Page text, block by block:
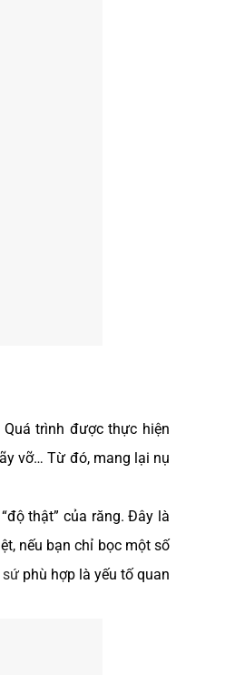
trình được thực hiện
vỡ… Từ đó, mang lại nụ
thật” của răng. Đây là
nếu bạn chỉ bọc một số
sứ phù hợp là yếu tố quan